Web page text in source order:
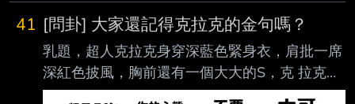
41 [問卦] 大家還記得克拉克的金句嗎？
乳題，超人克拉克身穿深藍色緊身衣，肩批一席
深紅色披風，胸前還有一個大大的S，克 拉克也
有一些金句朗朗上口，大家還記得克拉克講過什